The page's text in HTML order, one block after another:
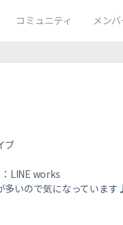
コミュニティ メンバ
ブ
LINE works
多いので気になっています